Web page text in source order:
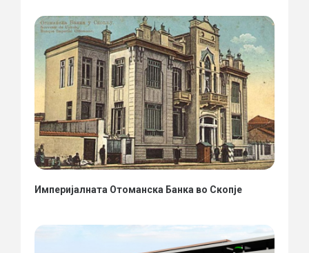
Империјалната Отоманска Банка во Скопје